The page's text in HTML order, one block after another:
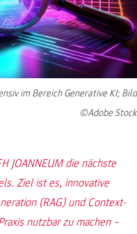
im Bereich Generative KI; Bild
©Adobe Stock
JOANNEUM die nächste
Ziel ist es, innovative
(RAG) und Context-
nutzbar zu machen –